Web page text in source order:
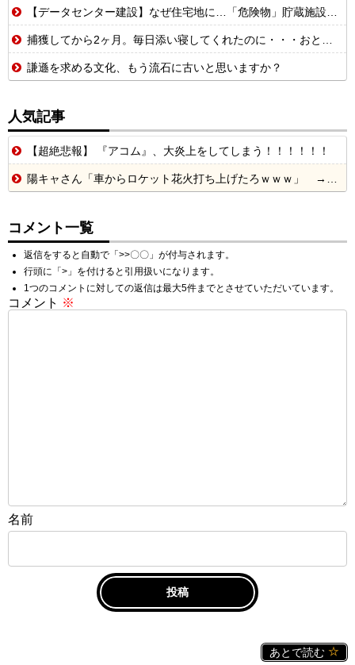
【データセンター建設】なぜ住宅地に…「危険物」貯蔵施設として法整備を 自...
捕獲してから2ヶ月。毎日添い寝してくれたのに・・・おとついから押入れかリビングで ひとり寝るようになってしまった・・・。【再】
謙遜を求める文化、もう流石に古いと思いますか？
人気記事
【超絶悲報】 『アコム』、大炎上をしてしまう！！！！！！
陽キャさん「車からロケット花火打ち上げたろｗｗｗ」 → サンルーフが閉まっていて無事車内に発射
コメント一覧
返信をすると自動で「>>〇〇」が付与されます。
行頭に「>」を付けると引用扱いになります。
1つのコメントに対しての返信は最大5件までとさせていただいています。
コメント ※
名前
あとで読む